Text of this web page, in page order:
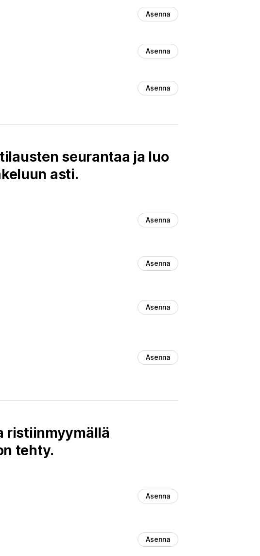
Asenna
Asenna
Asenna
seurantaa ja luo
asti.
Asenna
Asenna
Asenna
Asenna
ristiinmyymällä
tehty.
Asenna
Asenna